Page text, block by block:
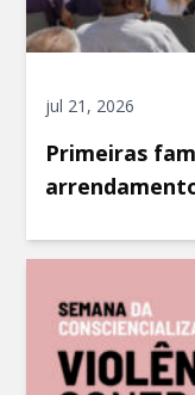
jul 21, 2026
Primeiras